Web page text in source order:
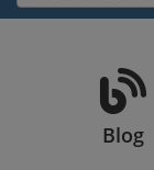
Blog